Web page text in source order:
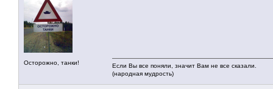
Осторожно, танки!
Если Вы все поняли, значит Вам не все сказали.
(народная мудрость)